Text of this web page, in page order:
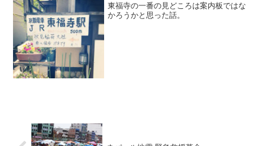
東福寺の一番の見どころは案内板ではな
かろうかと思った話。